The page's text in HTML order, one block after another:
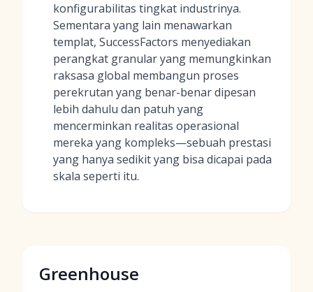
konfigurabilitas tingkat industrinya.
Sementara yang lain menawarkan
templat, SuccessFactors menyediakan
perangkat granular yang memungkinkan
raksasa global membangun proses
perekrutan yang benar-benar dipesan
lebih dahulu dan patuh yang
mencerminkan realitas operasional
mereka yang kompleks—sebuah prestasi
yang hanya sedikit yang bisa dicapai pada
skala seperti itu.
Greenhouse